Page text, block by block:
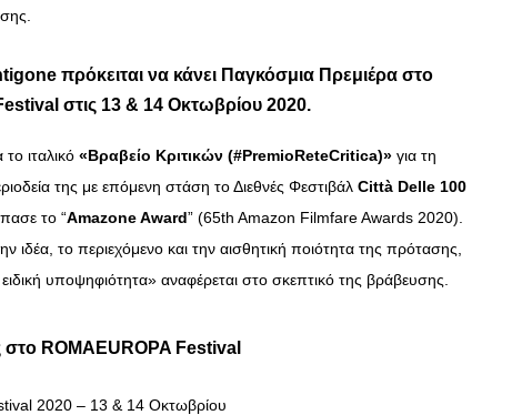
πρόκειται να κάνει Παγκόσμια Πρεμιέρα στο
στις 13 & 14 Οκτωβρίου 2020.
ιταλικό «Βραβείο Κριτικών (#PremioReteCritica)» για τη
της με επόμενη στάση το Διεθνές Φεστιβάλ Città Delle 100
το “Amazone Award” (65th Amazon Filmfare Awards 2020).
ιδέα, το περιεχόμενο και την αισθητική ποιότητα της πρότασης,
υποψηφιότητα» αναφέρεται στο σκεπτικό της βράβευσης.
ROMAEUROPA Festival
2020 – 13 & 14 Οκτωβρίου